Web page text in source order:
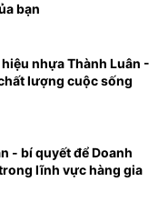
bạn
nhựa Thành Luân -
lượng cuộc sống
- bí quyết để Doanh
lĩnh vực hàng gia